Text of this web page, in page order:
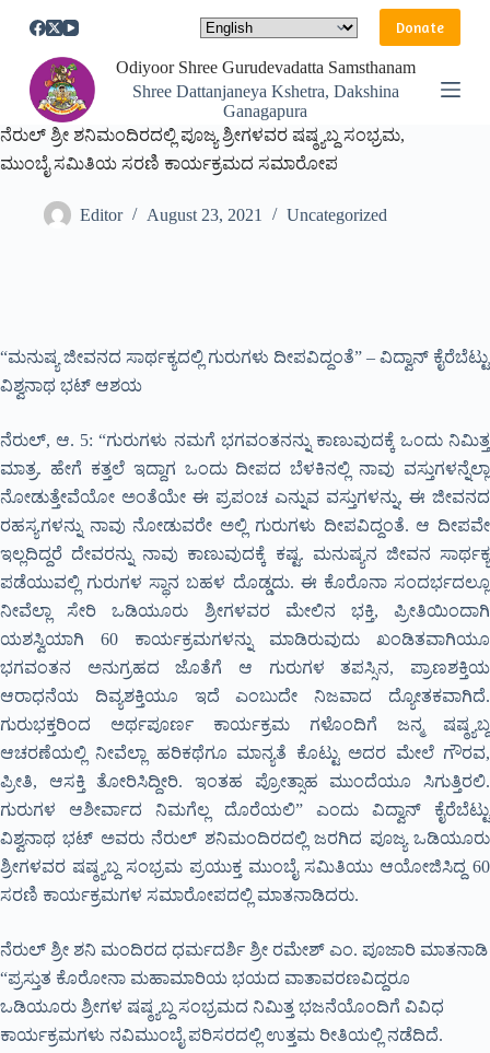
S
p
c
o
Donate
Odiyoor Shree Gurudevadatta Samsthanam
Shree Dattanjaneya Kshetra, Dakshina
Ganagapura
ನೆರುಲ್ ಶ್ರೀ ಶನಿಮಂದಿರದಲ್ಲಿ ಪೂಜ್ಯ ಶ್ರೀಗಳವರ ಷಷ್ಠ್ಯಬ್ದ ಸಂಭ್ರಮ,
ಮುಂಬೈ ಸಮಿತಿಯ ಸರಣಿ ಕಾರ್ಯಕ್ರಮದ ಸಮಾರೋಪ
Editor August 23, 2021 Uncategorized
“ಮನುಷ್ಯ ಜೀವನದ ಸಾರ್ಥಕ್ಯದಲ್ಲಿ ಗುರುಗಳು ದೀಪವಿದ್ದಂತೆ” – ವಿದ್ವಾನ್ ಕೈರೆಬೆಟ್ಟು
ವಿಶ್ವನಾಥ ಭಟ್ ಆಶಯ
ನೆರುಲ್, ಆ. 5: “ಗುರುಗಳು ನಮಗೆ ಭಗವಂತನನ್ನು ಕಾಣುವುದಕ್ಕೆ ಒಂದು ನಿಮಿತ್ತ
ಮಾತ್ರ. ಹೇಗೆ ಕತ್ತಲೆ ಇದ್ದಾಗ ಒಂದು ದೀಪದ ಬೆಳಕಿನಲ್ಲಿ ನಾವು ವಸ್ತುಗಳನ್ನೆಲ್ಲಾ
ನೋಡುತ್ತೇವೆಯೋ ಅಂತೆಯೇ ಈ ಪ್ರಪಂಚ ಎನ್ನುವ ವಸ್ತುಗಳನ್ನು, ಈ ಜೀವನದ
ರಹಸ್ಯಗಳನ್ನು ನಾವು ನೋಡುವರೇ ಅಲ್ಲಿ ಗುರುಗಳು ದೀಪವಿದ್ದಂತೆ. ಆ ದೀಪವೇ
ಇಲ್ಲದಿದ್ದರೆ ದೇವರನ್ನು ನಾವು ಕಾಣುವುದಕ್ಕೆ ಕಷ್ಟ. ಮನುಷ್ಯನ ಜೀವನ ಸಾರ್ಥಕ್ಯ
ಪಡೆಯುವಲ್ಲಿ ಗುರುಗಳ ಸ್ಥಾನ ಬಹಳ ದೊಡ್ಡದು. ಈ ಕೊರೊನಾ ಸಂದರ್ಭದಲ್ಲೂ
ನೀವೆಲ್ಲಾ ಸೇರಿ ಒಡಿಯೂರು ಶ್ರೀಗಳವರ ಮೇಲಿನ ಭಕ್ತಿ, ಪ್ರೀತಿಯಿಂದಾಗಿ
ಯಶಸ್ವಿಯಾಗಿ 60 ಕಾರ್ಯಕ್ರಮಗಳನ್ನು ಮಾಡಿರುವುದು ಖಂಡಿತವಾಗಿಯೂ
ಭಗವಂತನ ಅನುಗ್ರಹದ ಜೊತೆಗೆ ಆ ಗುರುಗಳ ತಪಸ್ಸಿನ, ಪ್ರಾಣಶಕ್ತಿಯ
ಆರಾಧನೆಯ ದಿವ್ಯಶಕ್ತಿಯೂ ಇದೆ ಎಂಬುದೇ ನಿಜವಾದ ದ್ಯೋತಕವಾಗಿದೆ.
ಗುರುಭಕ್ತರಿಂದ ಅರ್ಥಪೂರ್ಣ ಕಾರ್ಯಕ್ರಮ ಗಳೊಂದಿಗೆ ಜನ್ಮ ಷಷ್ಠ್ಯಬ್ದ
ಆಚರಣೆಯಲ್ಲಿ ನೀವೆಲ್ಲಾ ಹರಿಕಥೆಗೂ ಮಾನ್ಯತೆ ಕೊಟ್ಟು ಅದರ ಮೇಲೆ ಗೌರವ,
ಪ್ರೀತಿ, ಆಸಕ್ತಿ ತೋರಿಸಿದ್ದೀರಿ. ಇಂತಹ ಪ್ರೋತ್ಸಾಹ ಮುಂದೆಯೂ ಸಿಗುತ್ತಿರಲಿ.
ಗುರುಗಳ ಆಶೀರ್ವಾದ ನಿಮಗೆಲ್ಲ ದೊರೆಯಲಿ” ಎಂದು ವಿದ್ವಾನ್ ಕೈರೆಬೆಟ್ಟು
ವಿಶ್ವನಾಥ ಭಟ್ ಅವರು ನೆರುಲ್ ಶನಿಮಂದಿರದಲ್ಲಿ ಜರಗಿದ ಪೂಜ್ಯ ಒಡಿಯೂರು
ಶ್ರೀಗಳವರ ಷಷ್ಠ್ಯಬ್ದ ಸಂಭ್ರಮ ಪ್ರಯುಕ್ತ ಮುಂಬೈ ಸಮಿತಿಯು ಆಯೋಜಿಸಿದ್ದ 60
ಸರಣಿ ಕಾರ್ಯಕ್ರಮಗಳ ಸಮಾರೋಪದಲ್ಲಿ ಮಾತನಾಡಿದರು.
ನೆರುಲ್ ಶ್ರೀ ಶನಿ ಮಂದಿರದ ಧರ್ಮದರ್ಶಿ ಶ್ರೀ ರಮೇಶ್ ಎಂ. ಪೂಜಾರಿ ಮಾತನಾಡಿ
“ಪ್ರಸ್ತುತ ಕೊರೋನಾ ಮಹಾಮಾರಿಯ ಭಯದ ವಾತಾವರಣವಿದ್ದರೂ
ಒಡಿಯೂರು ಶ್ರೀಗಳ ಷಷ್ಠ್ಯಬ್ದ ಸಂಭ್ರಮದ ನಿಮಿತ್ತ ಭಜನೆಯೊಂದಿಗೆ ವಿವಿಧ
ಕಾರ್ಯಕ್ರಮಗಳು ನವಿಮುಂಬೈ ಪರಿಸರದಲ್ಲಿ ಉತ್ತಮ ರೀತಿಯಲ್ಲಿ ನಡೆದಿದೆ.